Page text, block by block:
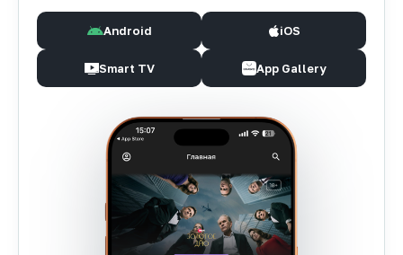
Android iOS
Smart TV App Gallery